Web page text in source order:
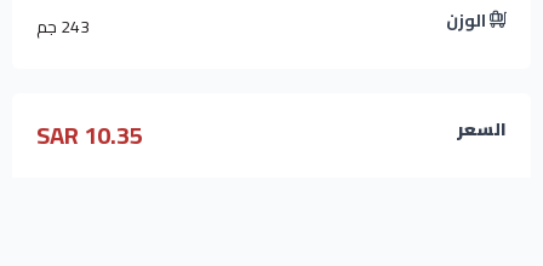
الوزن 243 جم
السعر 10.35 SAR